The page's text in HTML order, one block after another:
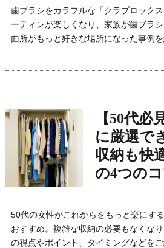
歯ブラシをカラフルな「クラプロック
ーティンが楽しくなり、家族が歯ブラ
面所がもっと好きな場所になった事例を
【50代必
に厳選で
収納も快
の4つの
50代の女性がこれからをもっと楽にす
おすすめ。複雑な収納の必要もなくな
の視点やポイント、タイミングなどをご